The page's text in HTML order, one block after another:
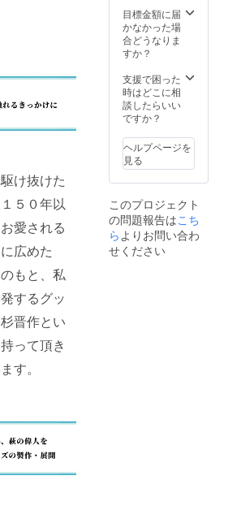
け抜けた
５０年以
愛される
広めた
もと、私
するグッ
晋作とい
って頂き
す。
山寺挙
兵ver.
サイ
ｍ 横
８ｃｍ
・マグ
カッ
フォル
メver.
サイ
ズ：縦
ｍ 横
８ｃｍ
・扇
子 功
山寺決
琲 ド
リップ
タイプ
内容
ｇ×３個
原材
料及び
添加物
品表示
はお届
け商品
のラベ
記され
ます。
商品開
封前に
は必ず
目標金額に届
かなかった場
合どうなりま
すか？
支援で困った
時はどこに相
談したらいい
ですか？
ヘルプページを
見る
このプロジェクト
の問題報告はこち
らよりお問い合わ
せください